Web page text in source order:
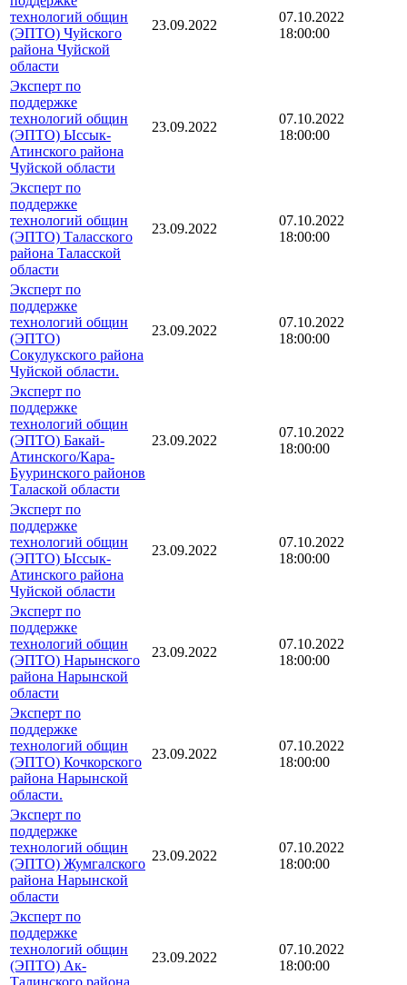
технологий общин
(ЭПТО) Чуйского
района Чуйской
области
23.09.2022
07.10.2022
18:00:00
Эксперт по
поддержке
технологий общин
(ЭПТО) Ыссык-
Атинского района
Чуйской области
23.09.2022
07.10.2022
18:00:00
Эксперт по
поддержке
технологий общин
(ЭПТО) Таласского
района Таласской
области
23.09.2022
07.10.2022
18:00:00
Эксперт по
поддержке
технологий общин
(ЭПТО)
Сокулукского района
Чуйской области.
23.09.2022
07.10.2022
18:00:00
Эксперт по
поддержке
технологий общин
(ЭПТО) Бакай-
Атинского/Кара-
Бууринского районов
Талаской области
23.09.2022
07.10.2022
18:00:00
Эксперт по
поддержке
технологий общин
(ЭПТО) Ыссык-
Атинского района
Чуйской области
23.09.2022
07.10.2022
18:00:00
Эксперт по
поддержке
технологий общин
(ЭПТО) Нарынского
района Нарынской
области
23.09.2022
07.10.2022
18:00:00
Эксперт по
поддержке
технологий общин
(ЭПТО) Кочкорского
района Нарынской
области.
23.09.2022
07.10.2022
18:00:00
Эксперт по
поддержке
технологий общин
(ЭПТО) Жумгалского
района Нарынской
области
23.09.2022
07.10.2022
18:00:00
Эксперт по
поддержке
технологий общин
(ЭПТО) Ак-
Талинского района
23.09.2022
07.10.2022
18:00:00